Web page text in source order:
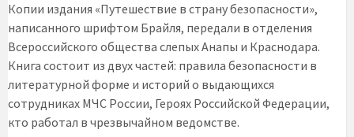
Копии издания «Путешествие в страну безопасности»,
написанного шрифтом Брайля, передали в отделения
Всероссийского общества слепых Анапы и Краснодара.
Книга состоит из двух частей: правила безопасности в
литературной форме и историй о выдающихся
сотрудниках МЧС России, Героях Российской Федерации,
кто работал в чрезвычайном ведомстве.